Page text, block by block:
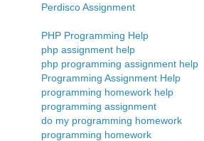
Perdisco Assignment
PHP Programming Help
php assignment help
php programming assignment help
Programming Assignment Help
programming homework help
programming assignment
do my programming homework
programming homework